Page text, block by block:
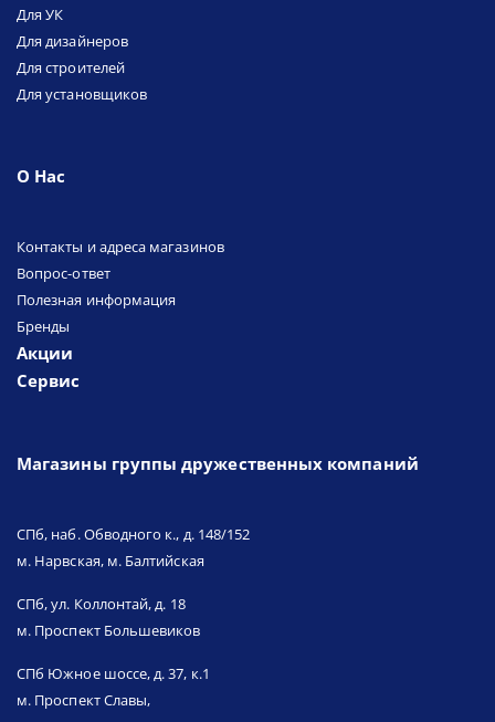
Для УК
Для дизайнеров
Для строителей
Для установщиков
О Нас
Контакты и адреса магазинов
Вопрос-ответ
Полезная информация
Бренды
Акции
Сервис
Магазины группы дружественных компаний
СПб, наб. Обводного к., д. 148/152
м. Нарвская, м. Балтийская
СПб, ул. Коллонтай, д. 18
м. Проспект Большевиков
СПб Южное шоссе, д. 37, к.1
м. Проспект Славы,